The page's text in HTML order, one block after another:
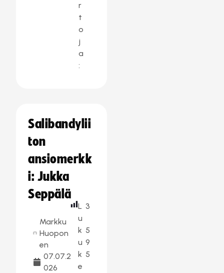
r
t
o
j
a
:
Salibandylii
ton
ansiomerkk
i: Jukka
Seppälä
Markku
Huopon
en
07.07.2
026
L
u
k
u
k
e
3
5
9
5